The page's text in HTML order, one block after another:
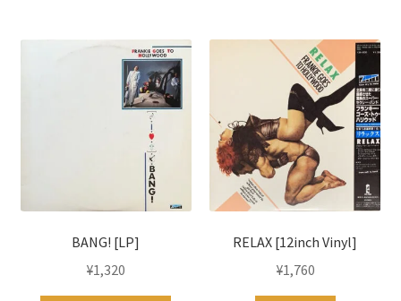
BANG! [LP]
¥1,320
RELAX [12inch Vinyl]
¥1,760